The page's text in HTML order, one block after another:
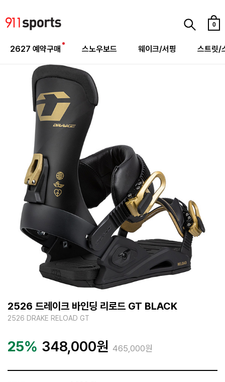
0
2627 예약구매 스노우보드 웨이크/서핑 스트릿/
2526 드레이크 바인딩 리로드 GT BLACK
2526 DRAKE RELOAD GT
25% 348,000원 465,000원